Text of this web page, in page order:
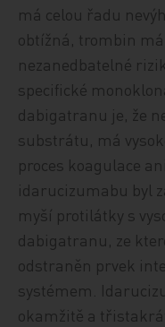
má celou řadu
obtížná, trombin
nezanedbatelné
specifické
dabigatranu je, že
substrátu, má
proces koagulace
idarucizumabu byl
myší protilátky s
dabigatranu, ze
odstraněn prvek
systémem.
okamžitě a